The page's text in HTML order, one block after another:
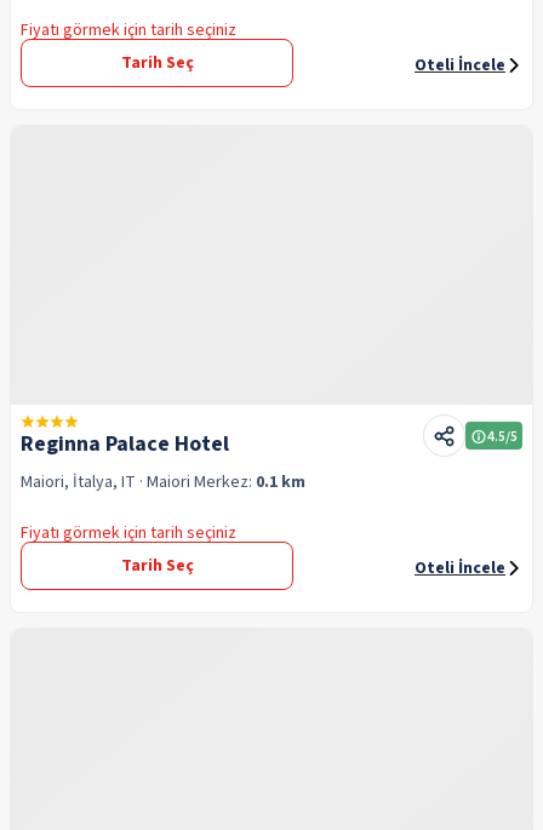
Fiyatı görmek için tarih seçiniz
Tarih Seç
Oteli İncele
Reginna Palace Hotel 4.5/5
Maiori, İtalya, IT · Maiori Merkez: 0.1 km
Fiyatı görmek için tarih seçiniz
Tarih Seç
Oteli İncele